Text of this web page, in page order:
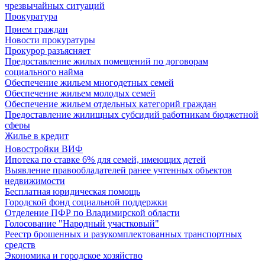
чрезвычайных ситуаций
Прокуратура
Прием граждан
Новости прокуратуры
Прокурор разъясняет
Предоставление жилых помещений по договорам
социального найма
Обеспечение жильем многодетных семей
Обеспечение жильем молодых семей
Обеспечение жильем отдельных категорий граждан
Предоставление жилищных субсидий работникам бюджетной
сферы
Жилье в кредит
Новостройки ВИФ
Ипотека по ставке 6% для семей, имеющих детей
Выявление правообладателей ранее учтенных объектов
недвижимости
Бесплатная юридическая помощь
Городской фонд социальной поддержки
Отделение ПФР по Владимирской области
Голосование "Народный участковый"
Реестр брошенных и разукомплектованных транспортных
средств
Экономика и городское хозяйство